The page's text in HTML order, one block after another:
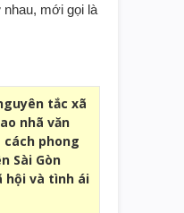
nhau, mới gọi là
tắc xã
nhã văn
cách phong
Sài Gòn
hội và tình ái